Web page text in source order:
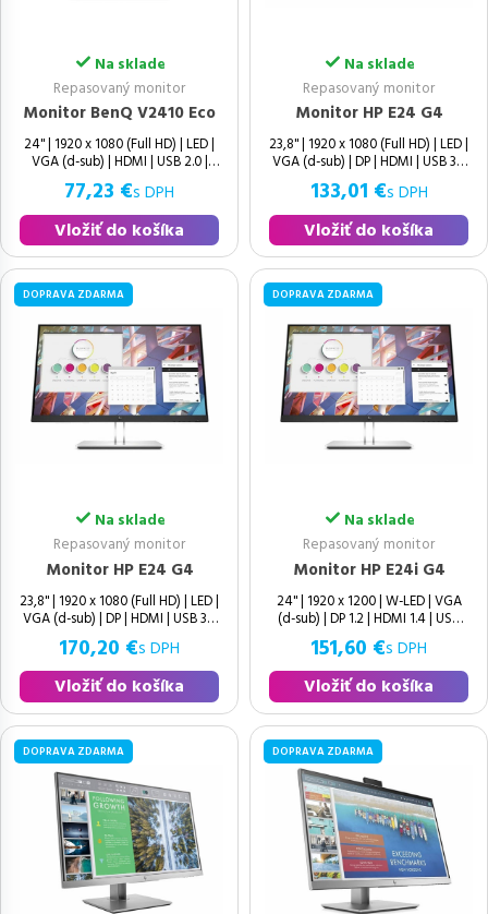
Na sklade
Repasovaný monitor
Monitor BenQ V2410 Eco
24" | 1920 x 1080 (Full HD) | LED |
VGA (d-sub) | HDMI | USB 2.0 |
77,23 €s DPH
Vložiť do košíka
Na sklade
Repasovaný monitor
Monitor HP E24 G4
23,8" | 1920 x 1080 (Full HD) | LED |
VGA (d-sub) | DP | HDMI | USB 3.0
133,01 €s DPH
Vložiť do košíka
DOPRAVA ZDARMA
Na sklade
Repasovaný monitor
Monitor HP E24 G4
23,8" | 1920 x 1080 (Full HD) | LED |
VGA (d-sub) | DP | HDMI | USB 3.0
170,20 €s DPH
Vložiť do košíka
DOPRAVA ZDARMA
Na sklade
Repasovaný monitor
Monitor HP E24i G4
24" | 1920 x 1200 | W-LED | VGA
(d-sub) | DP 1.2 | HDMI 1.4 | USB
151,60 €s DPH
Vložiť do košíka
DOPRAVA ZDARMA DOPRAVA ZDARMA